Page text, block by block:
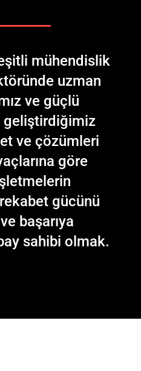
mühendislik
uzman
ve güçlü
geliştirdiğimiz
ve çözümleri
göre
gücünü
başarıya
sahibi olmak.